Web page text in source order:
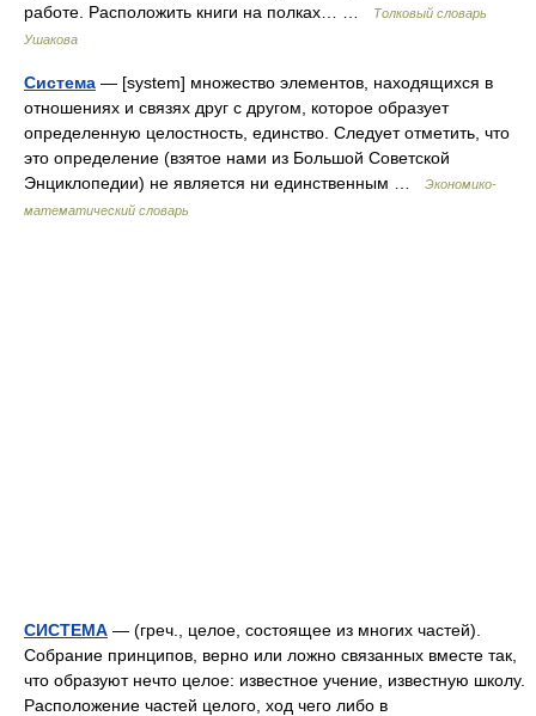
работе. Расположить книги на полках… …
Толковый словарь
Ушакова
Система — [system] множество элементов, находящихся в
отношениях и связях друг с другом, которое образует
определенную целостность, единство. Следует отметить, что
это определение (взятое нами из Большой Советской
Энциклопедии) не является ни единственным …
Экономико-
математический словарь
СИСТЕМА — (греч., целое, состоящее из многих частей).
Собрание принципов, верно или ложно связанных вместе так,
что образуют нечто целое: известное учение, известную школу.
Расположение частей целого, ход чего либо в